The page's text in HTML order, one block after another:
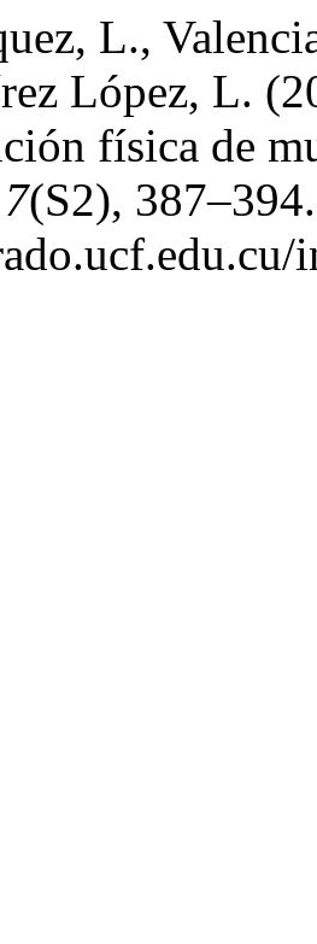
L.,
López, L.
física de
(S2),